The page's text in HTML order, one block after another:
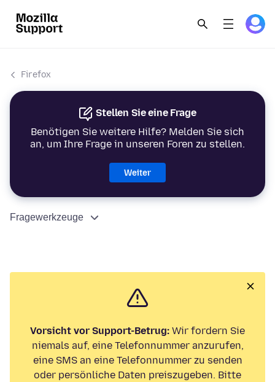
Firefox
Stellen Sie eine Frage
Benötigen Sie weitere Hilfe? Melden Sie sich
an, um Ihre Frage in unseren Foren zu stellen.
Weiter
Fragewerkzeuge
Vorsicht vor Support-Betrug: Wir fordern Sie
niemals auf, eine Telefonnummer anzurufen,
eine SMS an eine Telefonnummer zu senden
oder persönliche Daten preiszugeben. Bitte